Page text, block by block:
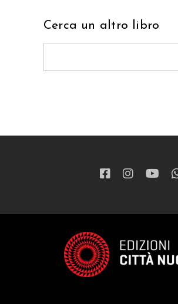
Cerca un altro libro